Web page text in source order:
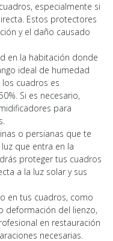
especialmente si
Estos protectores
y el daño causado
en la habitación donde
ideal de humedad
cuadros es
Si es necesario,
para
o persianas que te
que entra en la
proteger tus cuadros
a la luz solar y sus
en tus cuadros, como
deformación del lienzo,
en restauración
necesarias.